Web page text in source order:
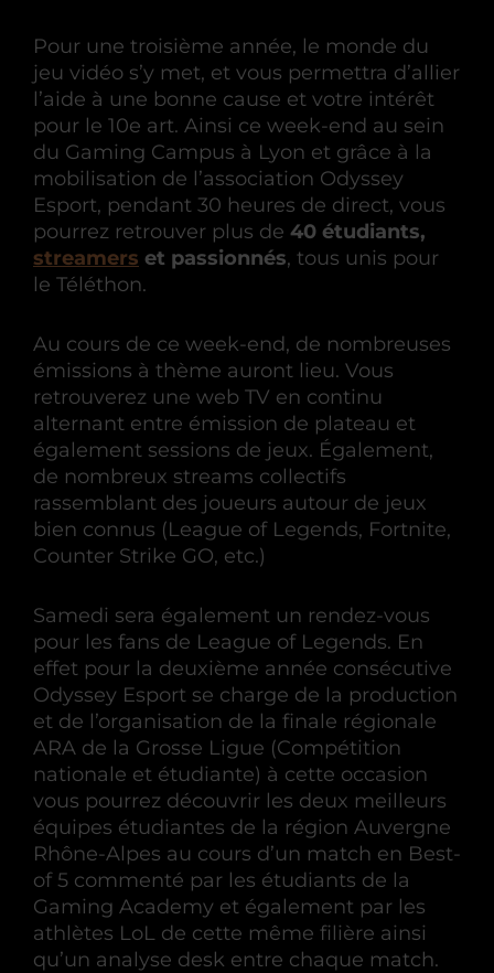
Pour une troisième année, le monde du
jeu vidéo s’y met, et vous permettra d’allier
l’aide à une bonne cause et votre intérêt
pour le 10e art. Ainsi ce week-end au sein
du Gaming Campus à Lyon et grâce à la
mobilisation de l’association Odyssey
Esport, pendant 30 heures de direct, vous
pourrez retrouver plus de 40 étudiants,
streamers et passionnés, tous unis pour
le Téléthon.
Au cours de ce week-end, de nombreuses
émissions à thème auront lieu. Vous
retrouverez une web TV en continu
alternant entre émission de plateau et
également sessions de jeux. Également,
de nombreux streams collectifs
rassemblant des joueurs autour de jeux
bien connus (League of Legends, Fortnite,
Counter Strike GO, etc.)
Samedi sera également un rendez-vous
pour les fans de League of Legends. En
effet pour la deuxième année consécutive
Odyssey Esport se charge de la production
et de l’organisation de la finale régionale
ARA de la Grosse Ligue (Compétition
nationale et étudiante) à cette occasion
vous pourrez découvrir les deux meilleurs
équipes étudiantes de la région Auvergne
Rhône-Alpes au cours d’un match en Best-
of 5 commenté par les étudiants de la
Gaming Academy et également par les
athlètes LoL de cette même filière ainsi
qu’un analyse desk entre chaque match.